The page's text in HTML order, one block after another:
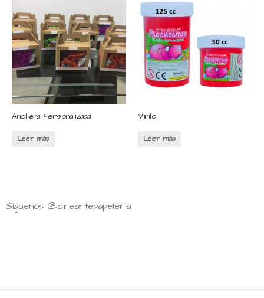
Ancheta Personalizada
Leer más
Vinilo
Leer más
Síguenos @creartepapeleria